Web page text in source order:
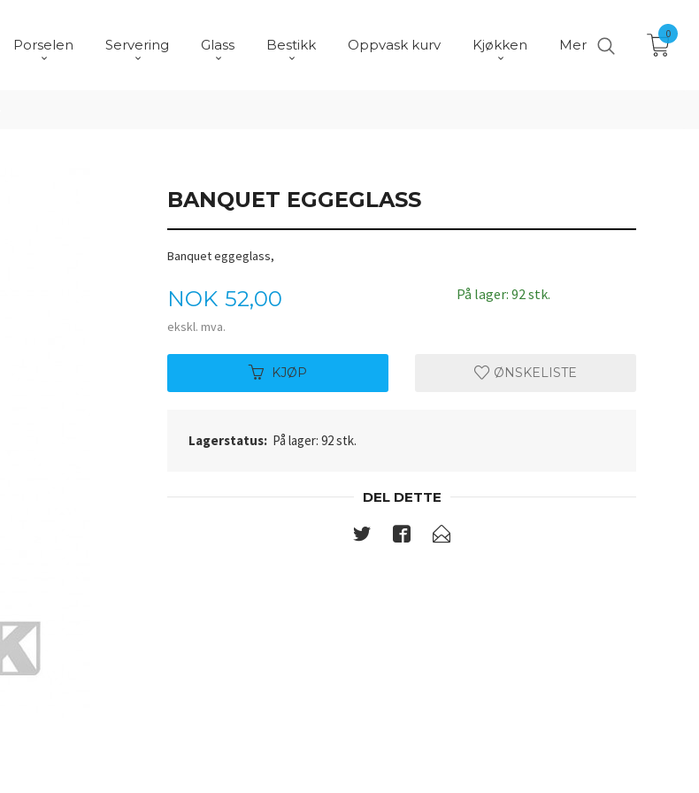
Porselen Servering Glass Bestikk Oppvask kurv Kjøkken Mer
0
BANQUET EGGEGLASS
Banquet eggeglass,
Pris
NOK 52,00
ekskl. mva.
På lager: 92 stk.
KJØP ØNSKELISTE
Lagerstatus: På lager: 92 stk.
DEL DETTE